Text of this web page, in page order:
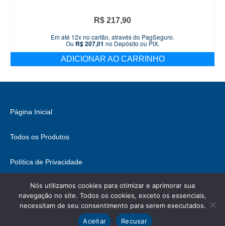
R$ 217,90
Em até 12x no cartão, através do PagSeguro.
Ou R$207,01 no Depósito ou PIX.
ADICIONAR AO CARRINHO
Página Inicial
Todos os Produtos
Política de Privacidade
Fale Conosco
© 2026 Brasil Hobbies - WordPress Theme byKadence WP
, podem conter direitos.
Nós utilizamos cookies para otimizar e aprimorar sua
navegação no site. Todos os cookies, exceto os essenciais,
necessitam de seu consentimento para serem executados.
Aceitar
Recusar